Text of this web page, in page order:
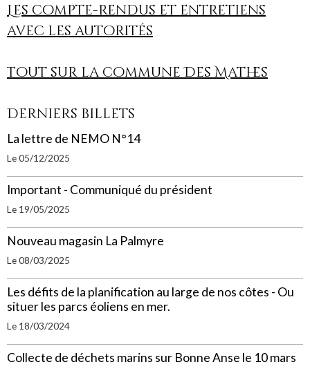
Les compte-rendus et entretiens
avec les autorités
Tout sur la commune Des Mathes
Derniers billets
La lettre de NEMO N°14
Le 05/12/2025
Important - Communiqué du président
Le 19/05/2025
Nouveau magasin La Palmyre
Le 08/03/2025
Les défits de la planification au large de nos côtes - Ou
situer les parcs éoliens en mer.
Le 18/03/2024
Collecte de déchets marins sur Bonne Anse le 10 mars